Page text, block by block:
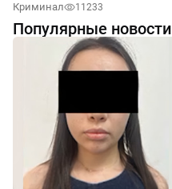
Криминал 11233
Популярные новости